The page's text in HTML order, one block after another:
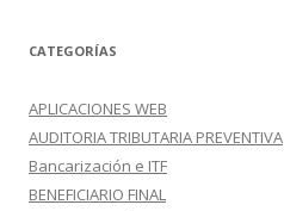
CATEGORÍAS
APLICACIONES WEB
AUDITORIA TRIBUTARIA PREVENTIVA
Bancarización e ITF
BENEFICIARIO FINAL